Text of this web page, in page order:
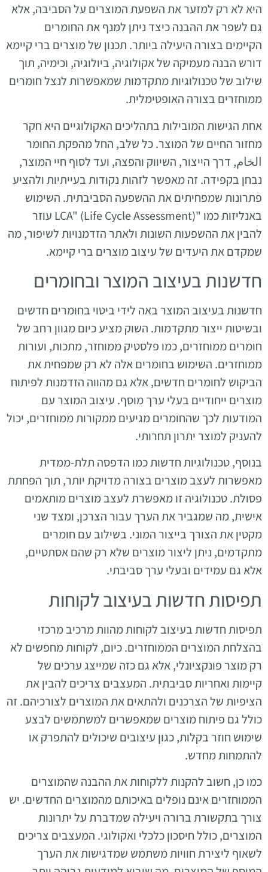
היא לא רק למזער את השפעת המוצרים על הסביבה, אלא
גם לשפר את ההבנה כיצד ניתן למנף את החומרים
הקיימים בצורה היעילה ביותר. תכנון של מוצרים ברי קיימא
דורש הבנה מעמיקה של אקולוגיה, ביולוגיה, וכימיה, תוך
שילוב של טכנולוגיות מתקדמות שמאפשרות לנצל חומרים
ממוחזרים בצורה האופטימלית.
אחת הגישות המובילות בתהליכים האקולוגיים היא חקר
מחזור החיים של המוצר. כל שלב, החל מהפקת החומר
الخام, דרך הייצור, השיווק והפצה, ועד לסוף חיי המוצר,
נבחן בקפידה. זה מאפשר לזהות נקודות בעייתיות ולהציע
פתרונות שמפחיתים את ההשפעה הסביבתית. השימוש
באנליזות כמו "LCA" (Life Cycle Assessment) עוזר
להבין את ההשפעות השונות ולאתר הזדמנויות לשיפור, מה
שמקדם את היעדים של עיצוב מוצרים ברי קיימא.
חדשנות בעיצוב המוצר ובחומרים
חדשנות בעיצוב המוצר באה לידי ביטוי בחומרים חדשים
ובשיטות ייצור מתקדמות. השוק מציע כיום מגוון רחב של
חומרים ממוחזרים, כמו פלסטיק ממוחזר, מתכות, ועורות
ממוחזרים. השימוש בחומרים אלה לא רק שמפחית את
הביקוש לחומרים חדשים, אלא גם מהווה הזדמנות לפיתוח
מוצרים ייחודיים בעלי ערך מוסף. עיצוב המוצר עם
המודעות לכך שהחומרים מגיעים ממקורות ממוחזרים, יכול
להעניק למוצר יתרון תחרותי.
בנוסף, טכנולוגיות חדשות כמו הדפסה תלת-ממדית
מאפשרות לעצב מוצרים בצורה מדויקת יותר, תוך הפחתת
פסולת. טכנולוגיה זו מאפשרת לעצב מוצרים מותאמים
אישית, מה שמגביר את הערך עבור הצרכן, ומצד שני
מקטין את הצורך בייצור המוני. בשילוב עם חומרים
מתקדמים, ניתן ליצור מוצרים שלא רק שהם אסתטיים,
אלא גם עמידים ובעלי ערך סביבתי.
תפיסות חדשות בעיצוב לקוחות
תפיסות חדשות בעיצוב לקוחות מהוות מרכיב מרכזי
בהצלחת המוצרים הממוחזרים. כיום, לקוחות מחפשים לא
רק מוצר פונקציונלי, אלא גם כזה שמייצג ערכים של
קיימות ואחריות סביבתית. המעצבים צריכים להבין את
הציפיות של הצרכנים ולהתאים את המוצרים לצורכיהם. זה
כולל גם פיתוח מוצרים שמאפשרים למשתמשים לבצע
שימוש חוזר בקלות, כגון עיצובים שיכולים להתפרק או
להתמחות מחדש.
כמו כן, חשוב להקנות ללקוחות את ההבנה שהמוצרים
הממוחזרים אינם נופלים באיכותם מהמוצרים החדשים. יש
צורך בתקשורת ברורה ויעילה שמדברת על יתרונות
המוצרים, כולל חיסכון כלכלי ואקולוגי. המעצבים צריכים
לשאוף ליצירת חוויות משתמש שמדגישות את הערך